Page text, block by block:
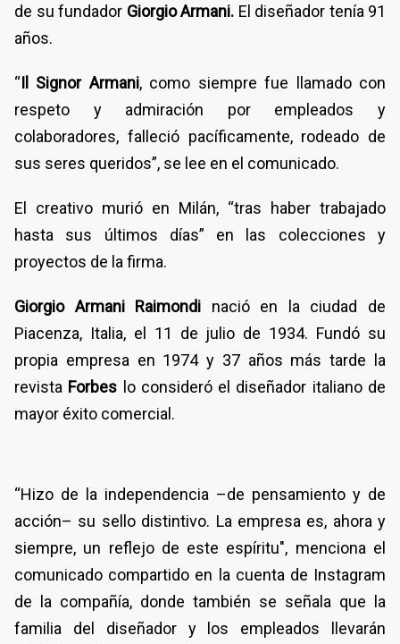
de su fundador Giorgio Armani. El diseñador tenía 91
años.
“Il Signor Armani, como siempre fue llamado con
respeto y admiración por empleados y
colaboradores, falleció pacíficamente, rodeado de
sus seres queridos”, se lee en el comunicado.
El creativo murió en Milán, “tras haber trabajado
hasta sus últimos días” en las colecciones y
proyectos de la firma.
Giorgio Armani Raimondi nació en la ciudad de
Piacenza, Italia, el 11 de julio de 1934. Fundó su
propia empresa en 1974 y 37 años más tarde la
revista Forbes lo consideró el diseñador italiano de
mayor éxito comercial.
“Hizo de la independencia –de pensamiento y de
acción– su sello distintivo. La empresa es, ahora y
siempre, un reflejo de este espíritu", menciona el
comunicado compartido en la cuenta de Instagram
de la compañía, donde también se señala que la
familia del diseñador y los empleados llevarán